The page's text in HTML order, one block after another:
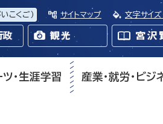
こくご） サイトマップ 文字サイ
ツ・生涯学習 産業・就労・ビジ